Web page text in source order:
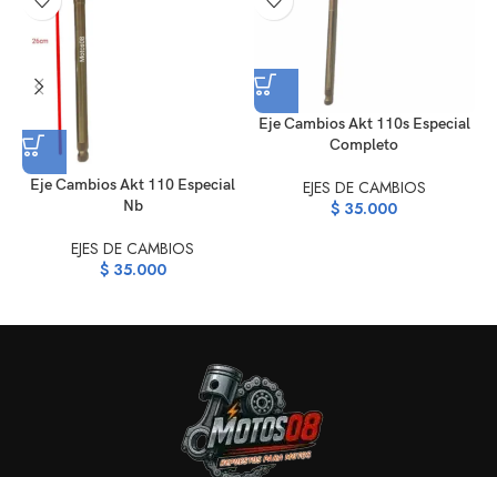
Eje Cambios Akt 110 Especial
Nb
EJES DE CAMBIOS
$35.000
Eje Cambios Akt 110s Especial
Completo
EJES DE CAMBIOS
$ 35.000